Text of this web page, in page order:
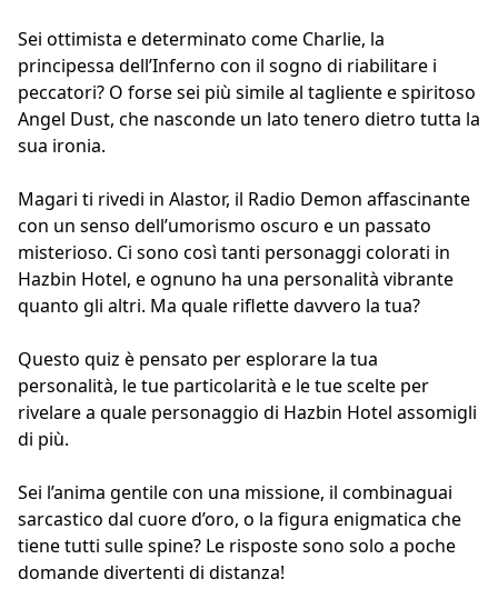
Sei ottimista e determinato come Charlie, la
principessa dell’Inferno con il sogno di riabilitare i
peccatori? O forse sei più simile al tagliente e spiritoso
Angel Dust, che nasconde un lato tenero dietro tutta la
sua ironia.
Magari ti rivedi in Alastor, il Radio Demon affascinante
con un senso dell’umorismo oscuro e un passato
misterioso. Ci sono così tanti personaggi colorati in
Hazbin Hotel, e ognuno ha una personalità vibrante
quanto gli altri. Ma quale riflette davvero la tua?
Questo quiz è pensato per esplorare la tua
personalità, le tue particolarità e le tue scelte per
rivelare a quale personaggio di Hazbin Hotel assomigli
di più.
Sei l’anima gentile con una missione, il combinaguai
sarcastico dal cuore d’oro, o la figura enigmatica che
tiene tutti sulle spine? Le risposte sono solo a poche
domande divertenti di distanza!